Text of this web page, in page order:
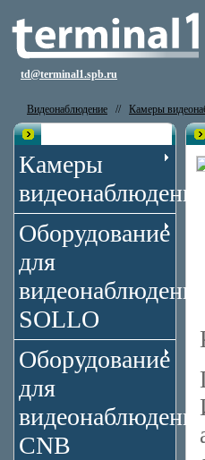
td@terminal1.spb.ru
Видеонаблюдение // Камеры
Камеры
видеонаблюдения
Оборудование
для
видеонаблюдения
SOLLO
Оборудование
для
CNB